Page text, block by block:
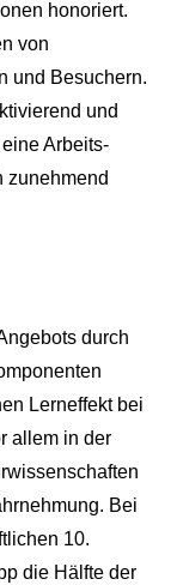
honoriert.
von
und Besuchern.
und
Arbeits-
zunehmend
durch
Lerneffekt bei
allem in der
Bei
10.
die Hälfte der